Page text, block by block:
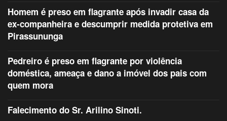
Homem é preso em flagrante após invadir casa da
ex-companheira e descumprir medida protetiva em
Pirassununga
Pedreiro é preso em flagrante por violência
doméstica, ameaça e dano a imóvel dos pais com
quem mora
Falecimento do Sr. Arilino Sinoti.